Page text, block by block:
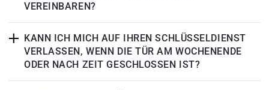
VEREINBAREN?
KANN ICH MICH AUF IHREN SCHLÜSSELDIENST
VERLASSEN, WENN DIE TÜR AM WOCHENENDE
ODER NACH ZEIT GESCHLOSSEN IST?